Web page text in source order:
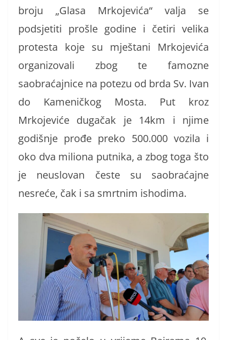
broju „Glasa Mrkojevića“ valja se
podsjetiti prošle godine i četiri velika
protesta koje su mještani Mrkojevića
organizovali zbog te famozne
saobraćajnice na potezu od brda Sv. Ivan
do Kameničkog Mosta. Put kroz
Mrkojeviće dugačak je 14km i njime
godišnje prođe preko 500.000 vozila i
oko dva miliona putnika, a zbog toga što
je neuslovan česte su saobraćajne
nesreće, čak i sa smrtnim ishodima.